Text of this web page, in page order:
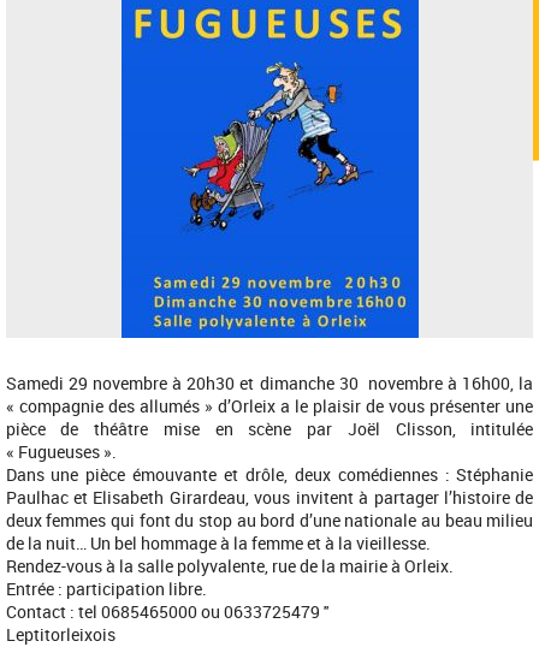
Samedi 29 novembre à 20h30 et dimanche 30 novembre à 16h00, la
« compagnie des allumés » d’Orleix a le plaisir de vous présenter une
pièce de théâtre mise en scène par Joël Clisson, intitulée
« Fugueuses ».
Dans une pièce émouvante et drôle, deux comédiennes : Stéphanie
Paulhac et Elisabeth Girardeau, vous invitent à partager l’histoire de
deux femmes qui font du stop au bord d’une nationale au beau milieu
de la nuit… Un bel hommage à la femme et à la vieillesse.
Rendez-vous à la salle polyvalente, rue de la mairie à Orleix.
Entrée : participation libre.
Contact : tel 0685465000 ou 0633725479 ''
Leptitorleixois